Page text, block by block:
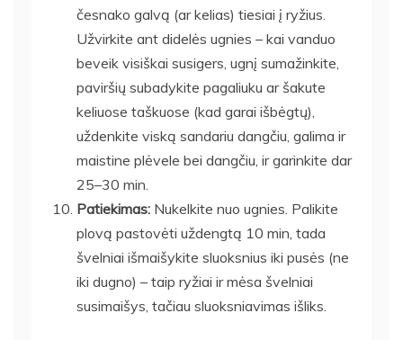
česnako galvą (ar kelias) tiesiai į ryžius.
Užvirkite ant didelės ugnies – kai vanduo
beveik visiškai susigers, ugnį sumažinkite,
paviršių subadykite pagaliuku ar šakute
keliuose taškuose (kad garai išbėgtų),
uždenkite viską sandariu dangčiu, galima ir
maistine plėvele bei dangčiu, ir garinkite dar
25–30 min.
Patiekimas: Nukelkite nuo ugnies. Palikite
plovą pastovėti uždengtą 10 min, tada
švelniai išmaišykite sluoksnius iki pusės (ne
iki dugno) – taip ryžiai ir mėsa švelniai
susimaišys, tačiau sluoksniavimas išliks.